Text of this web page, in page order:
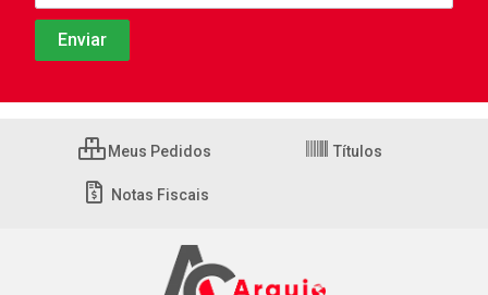
Meus Pedidos Títulos
Notas Fiscais